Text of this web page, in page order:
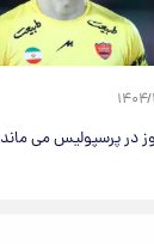
۳/۵
در پرسپولیس می ماند